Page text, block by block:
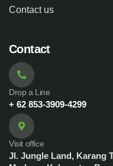
Contact us
Contact
Drop a Line
+ 62 853-3909-4299
Visit office
Jl. Jungle Land, Karang